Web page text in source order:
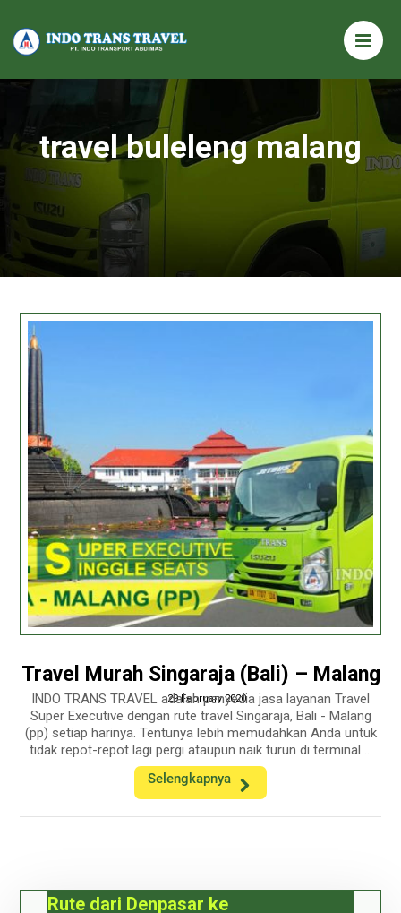
travel buleleng malang
Travel Murah Singaraja (Bali) – Malang
29 February 2020
INDO TRANS TRAVEL adalah penyedia jasa layanan Travel
Super Executive dengan rute travel Singaraja, Bali - Malang
(pp) setiap harinya. Tentunya lebih memudahkan Anda untuk
tidak repot-repot lagi pergi ataupun naik turun di terminal ...
Selengkapnya
Rute dari Denpasar ke